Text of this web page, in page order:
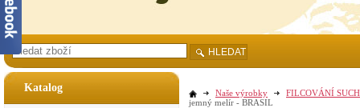
Katalog Naše výrobky
FILCOVÁNÍ
jemný melír - BRASIL
HLEDAT